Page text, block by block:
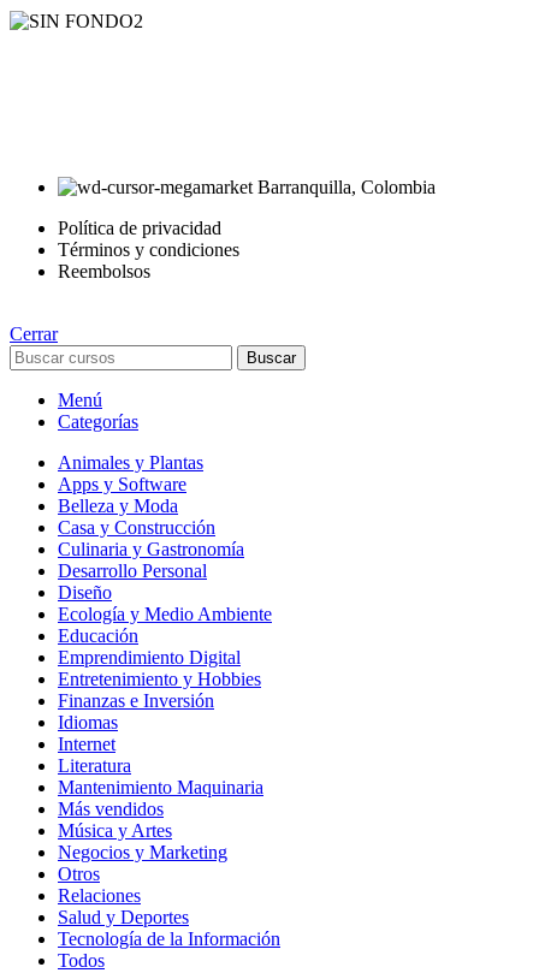
Barranquilla, Colombia
Política de privacidad
Términos y condiciones
Reembolsos
Cerrar
Buscar
Menú
Categorías
Animales y Plantas
Apps y Software
Belleza y Moda
Casa y Construcción
Culinaria y Gastronomía
Desarrollo Personal
Diseño
Ecología y Medio Ambiente
Educación
Emprendimiento Digital
Entretenimiento y Hobbies
Finanzas e Inversión
Idiomas
Internet
Literatura
Mantenimiento Maquinaria
Más vendidos
Música y Artes
Negocios y Marketing
Otros
Relaciones
Salud y Deportes
Tecnología de la Información
Todos